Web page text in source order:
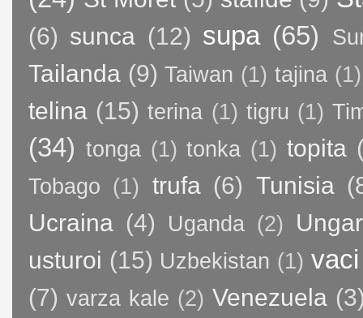
(6) sunca (12) supa (65)
Tailanda (9) Taiwan (1) tajina (1)
telina (15) terina (1) tigru (1)
(34) tonga (1) tonka (1) topita
Tobago (1) trufa (6) Tunisia
Ucraina (4) Uganda (2)
usturoi (15) Uzbekistan (1) vaci
(7) varza kale (2) Venezuela